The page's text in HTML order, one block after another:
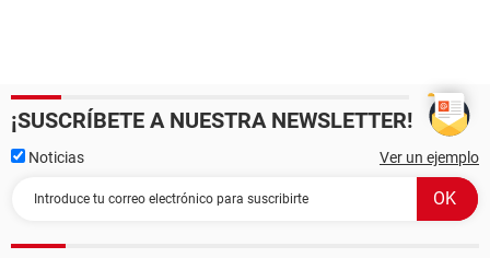
¡SUSCRÍBETE A NUESTRA NEWSLETTER!
Noticias Ver un ejemplo